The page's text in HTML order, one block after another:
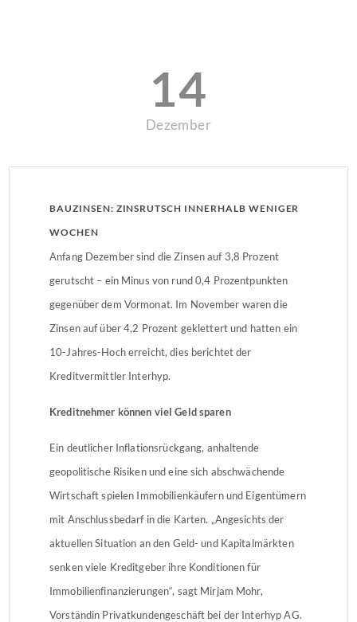
14
Dezember
BAUZINSEN: ZINSRUTSCH INNERHALB WENIGER
WOCHEN
Anfang Dezember sind die Zinsen auf 3,8 Prozent
gerutscht – ein Minus von rund 0,4 Prozentpunkten
gegenüber dem Vormonat. Im November waren die
Zinsen auf über 4,2 Prozent geklettert und hatten ein
10-Jahres-Hoch erreicht, dies berichtet der
Kreditvermittler Interhyp.
Kreditnehmer können viel Geld sparen
Ein deutlicher Inflationsrückgang, anhaltende
geopolitische Risiken und eine sich abschwächende
Wirtschaft spielen Immobilienkäufern und Eigentümern
mit Anschlussbedarf in die Karten. „Angesichts der
aktuellen Situation an den Geld- und Kapitalmärkten
senken viele Kreditgeber ihre Konditionen für
Immobilienfinanzierungen“, sagt Mirjam Mohr,
Vorständin Privatkundengeschäft bei der Interhyp AG.